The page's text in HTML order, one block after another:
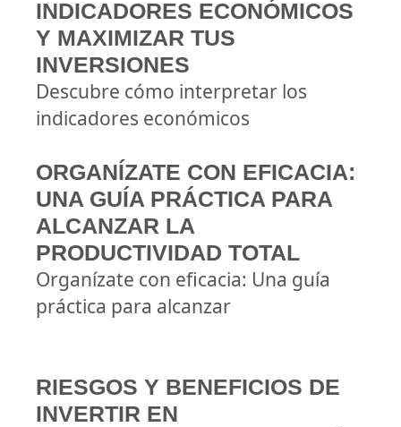
INDICADORES ECONÓMICOS
Y MAXIMIZAR TUS
INVERSIONES
Descubre cómo interpretar los
indicadores económicos
ORGANÍZATE CON EFICACIA:
UNA GUÍA PRÁCTICA PARA
ALCANZAR LA
PRODUCTIVIDAD TOTAL
Organízate con eficacia: Una guía
práctica para alcanzar
RIESGOS Y BENEFICIOS DE
INVERTIR EN